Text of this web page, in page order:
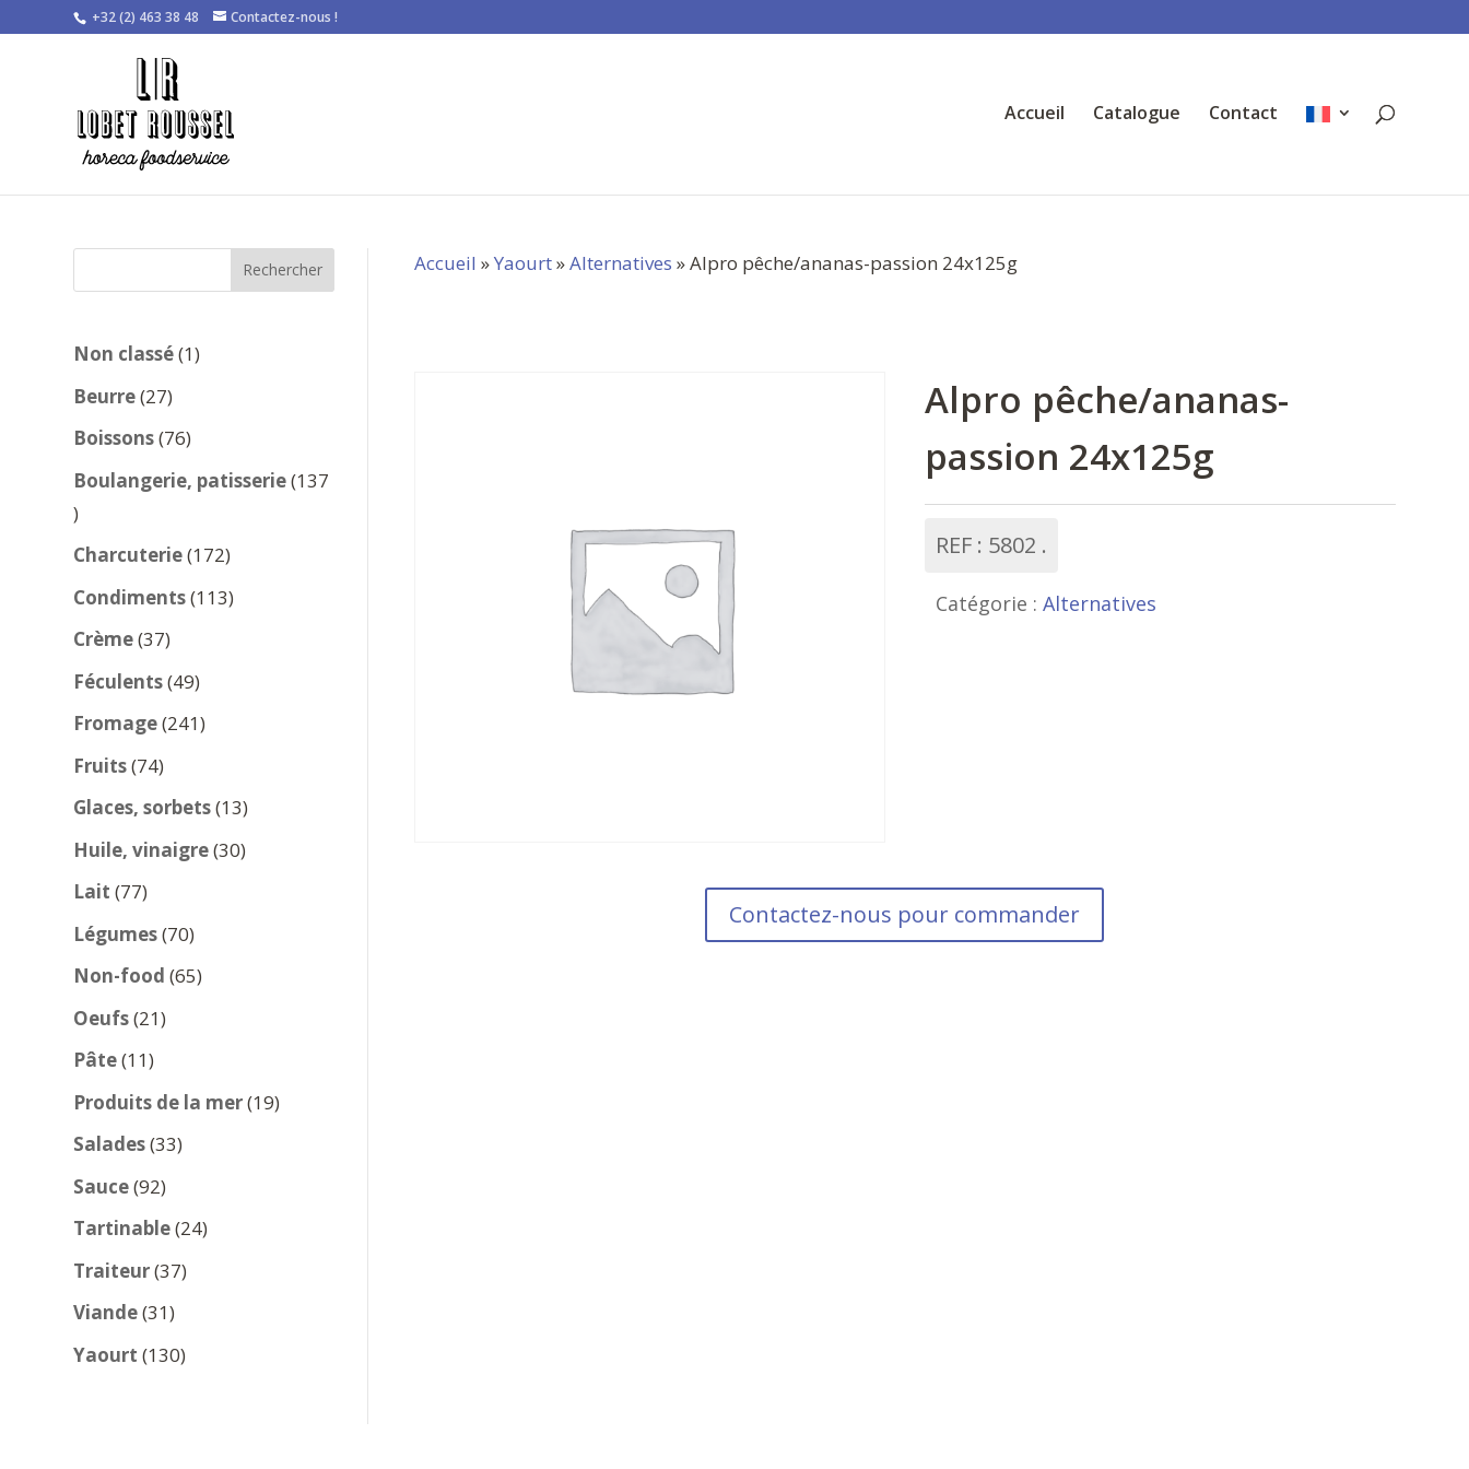
+32 (2) 463 38 48 Contactez-nous !
Accueil Catalogue Contact
Rechercher
Non classé 11
Beurre 2727
produits
Boissons 7676
produits
Boulangerie, patisserie 137
137
produits
Charcuterie 172172
produits
Condiments 113113
Crème 3737
produits
Féculents 4949
produits
Fromage 241241
Fruits 7474
produits
Glaces, sorbets 1313
produits
Huile, vinaigre 3030
Lait 7777
produits
Légumes 7070
produits
Non-food 6565
Oeufs 2121
Pâte 1111
produits
Produits de la mer 1919
Salades 3333
Sauce 9292
produits
Tartinable 2424
Traiteur 3737
Viande 3131
produits
Yaourt 130130
Accueil »Yaourt»Alternatives » Alpro pêche/ananas-passion 24x125g
Alpro pêche/ananas-
passion 24x125g
REF : 5802
Catégorie : Alternatives
Contactez-nous pour commander